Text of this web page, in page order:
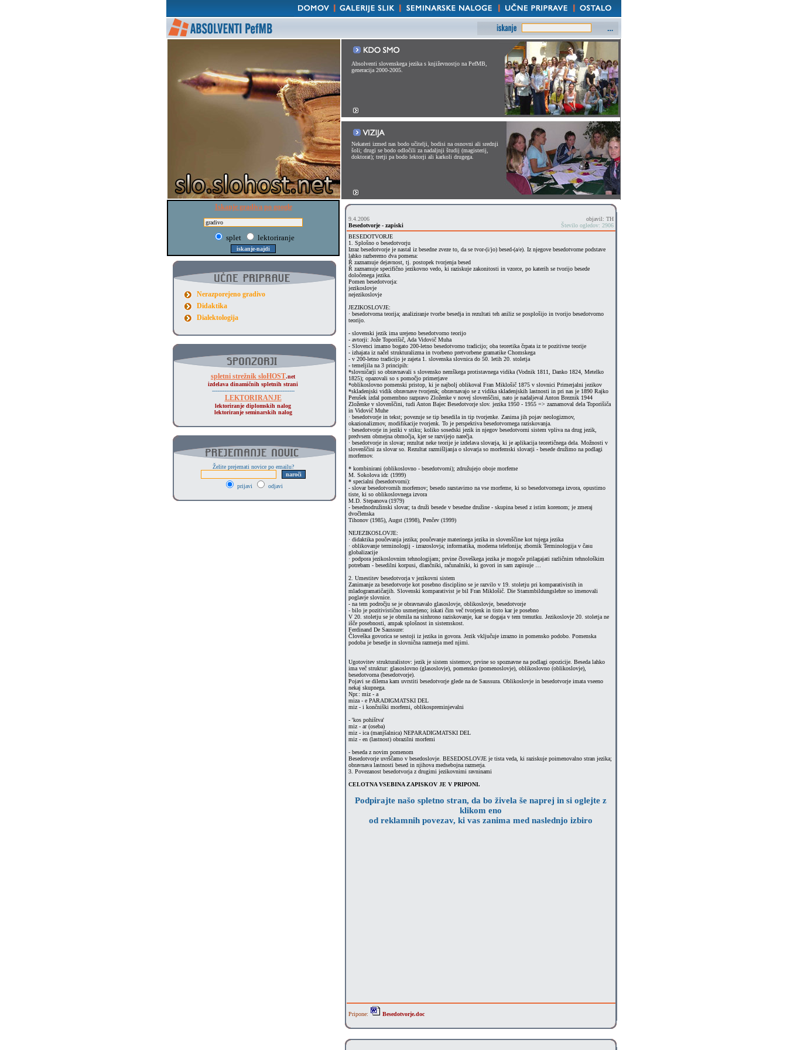
Absolventi slovenskega jezika s književnostjo na PefMB,
generacija 2000-2005.
Nekateri izmed nas bodo učitelji, bodisi na osnovni ali srednji
šoli; drugi se bodo odločili za nadaljnji študij (magisterij,
doktorat); tretji pa bodo lektorji ali karkoli drugega.
Iskanje gradiva po google
splet lektoriranje
Nerazporejeno gradivo
Didaktika
Dialektologija
spletni strežnik sloHOST.net
izdelava dinamičnih spletnih strani
-----------------------------------------------
LEKTORIRANJE
lektoriranje diplomskih nalog
lektoriranje seminarskih nalog
Želite prejemati novice po emailu?
prijavi odjavi
9.4.2006
Besedotvorje - zapiski
objavil: TH
Število ogledov: 2906
BESEDOTVORJE
1. Splošno o besedotvorju
Izraz besedotvorje je nastal iz besedne zveze to, da se tvor-(i/jo) besed-(a/e). Iz njegove besedotvorne podstave
lahko razberemo dva pomena:
Ř zaznamuje dejavnost, tj. postopek tvorjenja besed
Ř zaznamuje specifično jezikovno vedo, ki raziskuje zakonitosti in vzorce, po katerih se tvorijo besede
določenega jezika.
Pomen besedotvorja:
jezikoslovje
nejezikoslovje
JEZIKOSLOVJE:
· besedotvorna teorija; analiziranje tvorbe besedja in rezultati teh aniliz se posplošijo in tvorijo besedotvorno
teorijo.
- slovenski jezik ima urejeno besedotvorno teorijo
- avtorji: Jože Toporišič, Ada Vidovič Muha
- Slovenci imamo bogato 200-letno besedotvorno tradicijo; oba teoretika črpata iz te pozitivne teorije
- izhajata iz načel strukturalizma in tvorbeno pretvorbene gramatike Chomskega
- v 200-letno tradicijo je zajeta 1. slovenska slovnica do 50. letih 20. stoletja
- temeljila na 3 principih:
*slovničarji so obravnavali s slovensko nemškega protistavnega vidika (Vodnik 1811, Danko 1824, Metelko
1825); opazovali so s pomočjo primerjave
*oblikoslovno pomenski pristop, ki je najbolj oblikoval Fran Miklošič 1875 v slovnici Primerjalni jezikov
*skladenjski vidik obravnave tvorjenk; obravnavajo se z vidika skladenjskih lastnosti in pri nas je 1890 Rajko
Perušek izdal pomembno razpravo Zloženke v novej slovenščini, nato je nadaljeval Anton Breznik 1944
Zloženke v slovenščini, tudi Anton Bajec Besedotvorje slov. jezika 1950 - 1955 => zaznamoval dela Toporišiča
in Vidovič Muhe
· besedotvorje in tekst; povezuje se tip besedila in tip tvorjenke. Zanima jih pojav neologizmov,
okazionalizmov, modifikacije tvorjenk. To je perspektiva besedotvornega raziskovanja.
· besedotvorje in jeziki v stiku; koliko sosedski jezik in njegov besedotvorni sistem vpliva na drug jezik,
predvsem obmejna območja, kjer se razvijejo narečja.
· besedotvorje in slovar; rezultat neke teorije je izdelava slovarja, ki je aplikacija teoretičnega dela. Možnosti v
slovenščini za slovar so. Rezultat razmišljanja o slovarja so morfemski slovarji - besede družimo na podlagi
morfemov.
* kombinirani (oblikoslovno - besedotvorni); združujejo oboje morfeme
M. Sokolova idr. (1999)
* specialni (besedotvorni):
- slovar besedotvornih morfemov; besedo razstavimo na vse morfeme, ki so besedotvornega izvora, opustimo
tiste, ki so oblikoslovnega izvora
M.D. Stepanova (1979)
- besednodružinski slovar; ta druži besede v besedne družine - skupina besed z istim korenom; je zmeraj
dvočlenska
Tihonov (1985), Augst (1998), Penčev (1999)
NEJEZIKOSLOVJE:
· didaktika poučevanja jezika; poučevanje materinega jezika in slovenščine kot tujega jezika
· oblikovanje terminologij - izrazoslovja; informatika, moderna telefonija; zbornik Terminologija v času
globalizacije
· podpora jezikoslovnim tehnologijam; prvine človeškega jezika je mogoče prilagajati različnim tehnološkim
potrebam - besedilni korpusi, dlančniki, računalniki, ki govori in sam zapisuje …
2. Umestitev besedotvorja v jezikovni sistem
Zanimanje za besedotvorje kot posebno disciplino se je razvilo v 19. stoletju pri komparativistih in
mladogramatičarjih. Slovenski komparativist je bil Fran Miklošič. Die Stammbildungslehre so imenovali
poglavje slovnice.
- na tem področju se je obravnavalo glasoslovje, oblikoslovje, besedotvorje
- bilo je pozitivistično usmerjeno; iskati čim več tvorjenk in tisto kar je posebno
V 20. stoletju se je obrnila na sinhrono raziskovanje, kar se dogaja v tem trenutku. Jezikoslovje 20. stoletja ne
išče posebnosti, ampak splošnost in sistemskost.
Ferdinand De Saussure:
Človeška govorica se sestoji iz jezika in govora. Jezik vključuje izrazno in pomensko podobo. Pomenska
podoba je besedje in slovnična razmerja med njimi.
Ugotovitev strukturalistov: jezik je sistem sistemov, prvine so spoznavne na podlagi opozicije. Beseda lahko
ima več struktur: glasoslovno (glasoslovje), pomensko (pomenoslovje), oblikoslovno (oblikoslovje),
besedotvorna (besedotvorje).
Pojavi se dilema kam uvrstiti besedotvorje glede na de Saussura. Oblikoslovje in besedotvorje imata vseeno
nekaj skupnega.
Npr.: miz - a
miza - e PARADIGMATSKI DEL
miz - i končniški morfemi, oblikospreminjevalni
- 'kos pohištva'
miz - ar (oseba)
miz - ica (manjšalnica) NEPARADIGMATSKI DEL
miz - en (lastnost) obrazilni morfemi
- beseda z novim pomenom
Besedotvorje uvrščamo v besedoslovje. BESEDOSLOVJE je tista veda, ki raziskuje poimenovalno stran jezika;
obravnava lastnosti besed in njihova medsebojna razmerja.
3. Povezanost besedotvorja z drugimi jezikovnimi ravninami
CELOTNA VSEBINA ZAPISKOV JE V PRIPONI.
Podpirajte našo spletno stran, da bo živela še naprej in si oglejte z
klikom eno
od reklamnih povezav, ki vas zanima med naslednjo izbiro
Pripone: Besedotvorje.doc